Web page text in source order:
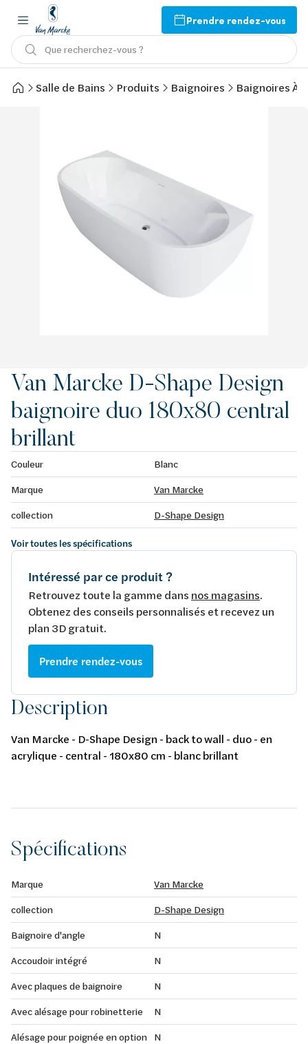
Prendre rendez-vous
Que recherchez-vous ?
Salle de Bains Produits Baignoires Baignoires À
Van Marcke D-Shape Design
baignoire duo 180x80 central
brillant
Couleur
Blanc
Marque
Van Marcke
collection
D-Shape Design
Voir toutes les spécifications
Intéressé par ce produit ?
Retrouvez toute la gamme dans nos magasins.
Obtenez des conseils personnalisés et recevez un
plan 3D gratuit.
Prendre rendez-vous
Description
Van Marcke - D-Shape Design - back to wall - duo - en
acrylique - central - 180x80 cm - blanc brillant
Spécifications
Marque
Van Marcke
collection
D-Shape Design
Baignoire d'angle
N
Accoudoir intégré
N
Avec plaques de baignoire
N
Avec alésage pour robinetterie
N
Alésage pour poignée en option N